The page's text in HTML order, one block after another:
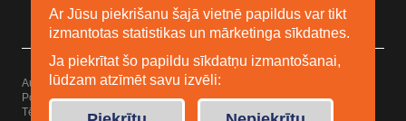
Autortiesības © 2026 Esidrošs
Powered byWordPress
Tēma: Uku noElmastudio
Ar Jūsu piekrišanu šajā vietnē papildus var tikt
izmantotas statistikas un mārketinga sīkdatnes.
Ja piekrītat šo papildu sīkdatņu izmantošanai,
lūdzam atzīmēt savu izvēli: